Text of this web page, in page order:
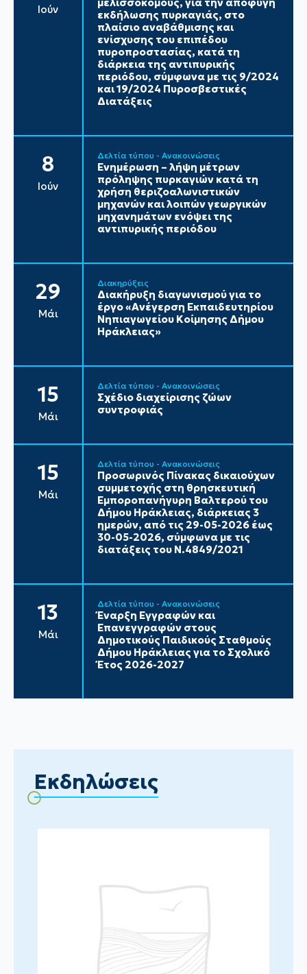
Ιούν
μελισσοκόμους, για την αποφυγή
εκδήλωσης πυρκαγιάς, στο
πλαίσιο αναβάθμισης και
ενίσχυσης του επιπέδου
πυροπροστασίας, κατά τη
διάρκεια της αντιπυρικής
περιόδου, σύμφωνα με τις 9/2024
και 19/2024 Πυροσβεστικές
Διατάξεις
8
Ιούν
Δελτία τύπου - Ανακοινώσεις
Ενημέρωση – λήψη μέτρων
πρόληψης πυρκαγιών κατά τη
χρήση θεριζοαλωνιστικών
μηχανών και λοιπών γεωργικών
μηχανημάτων ενόψει της
αντιπυρικής περιόδου
29
Μάι
Διακηρύξεις
Διακήρυξη διαγωνισμού για το
έργο «Ανέγερση Εκπαιδευτηρίου
Νηπιαγωγείου Κοίμησης Δήμου
Ηράκλειας»
15
Μάι
Δελτία τύπου - Ανακοινώσεις
Σχέδιο διαχείρισης ζώων
συντροφιάς
15
Μάι
Δελτία τύπου - Ανακοινώσεις
Προσωρινός Πίνακας δικαιούχων
συμμετοχής στη θρησκευτική
Εμποροπανήγυρη Βαλτερού του
Δήμου Ηράκλειας, διάρκειας 3
ημερών, από τις 29-05-2026 έως
30-05-2026, σύμφωνα με τις
διατάξεις του Ν.4849/2021
13
Μάι
Δελτία τύπου - Ανακοινώσεις
Έναρξη Εγγραφών και
Επανεγγραφών στους
Δημοτικούς Παιδικούς Σταθμούς
Δήμου Ηράκλειας για το Σχολικό
Έτος 2026-2027
Εκδηλώσεις